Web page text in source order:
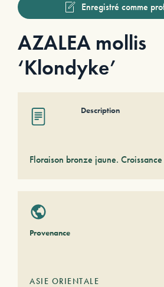
Enregistré comme
AZALEA mollis
‘Klondyke’
Description
Floraison bronze jaune.
Provenance
ASIE ORIENTALE